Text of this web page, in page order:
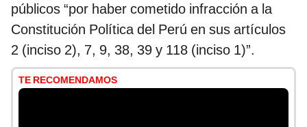
públicos “por haber cometido infracción a la
Constitución Política del Perú en sus artículos
2 (inciso 2), 7, 9, 38, 39 y 118 (inciso 1)”.
TE RECOMENDAMOS